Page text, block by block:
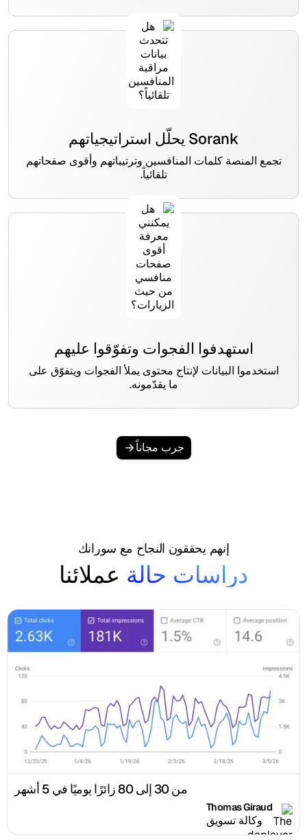
Sorank يحلّل استراتيجياتهم
تجمع المنصة كلمات المنافسين وترتيباتهم وأقوى صفحاتهم
تلقائياً.
استهدفوا الفجوات وتفوّقوا عليهم
استخدموا البيانات لإنتاج محتوى يملأ الفجوات ويتفوّق على
ما يقدّمونه.
جرب مجاناً
إنهم يحققون النجاح مع سورانك
دراسات حالة عملائنا
من 30 إلى 80 زائرًا يوميًا في 5 أشهر
Thomas Giraud
وكالة تسويق